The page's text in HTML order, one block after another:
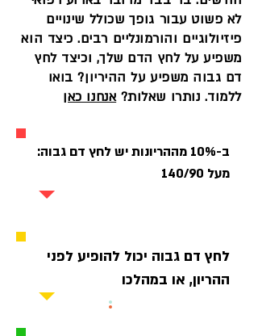
לא פשוט עבור גופך שכולל שינויים
פיזיולוגיים והורמונליים רבים. כיצד הוא
משפיע על לחץ הדם שלך, וכיצד לחץ
דם גבוה משפיע על ההיריון? בואו
ללמוד. נותרו שאלות?אנחנו כאן
ב-10% מההריונות יש לחץ דם גבוה:
מעל 140/90
לחץ דם גבוה יכול להופיע לפני
ההריון, או במהלכו